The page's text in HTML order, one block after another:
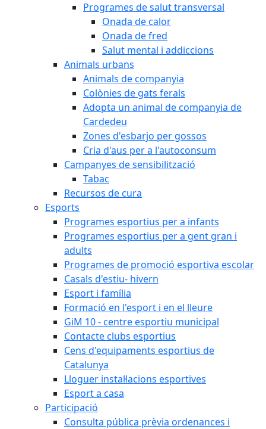
Programes de salut transversal
Onada de calor
Onada de fred
Salut mental i addiccions
Animals urbans
Animals de companyia
Colònies de gats ferals
Adopta un animal de companyia de
Cardedeu
Zones d'esbarjo per gossos
Cria d'aus per a l'autoconsum
Campanyes de sensibilització
Tabac
Recursos de cura
Esports
Programes esportius per a infants
Programes esportius per a gent gran i
adults
Programes de promoció esportiva escolar
Casals d'estiu- hivern
Esport i família
Formació en l'esport i en el lleure
GiM 10 - centre esportiu municipal
Contacte clubs esportius
Cens d'equipaments esportius de
Catalunya
Lloguer instal·lacions esportives
Esport a casa
Participació
Consulta pública prèvia ordenances i